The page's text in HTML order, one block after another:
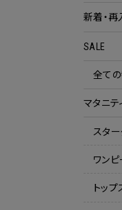
新着・再
SALE
全て
マタニテ
スター
ワンピ
トップ